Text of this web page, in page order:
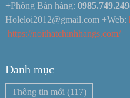
+Phòng Bán hàng: 0985.749.249
Holeloi2012@gmail.com +Web:
https://noithatchinhhangs.com/
Danh mục
Thông tin mới (117)